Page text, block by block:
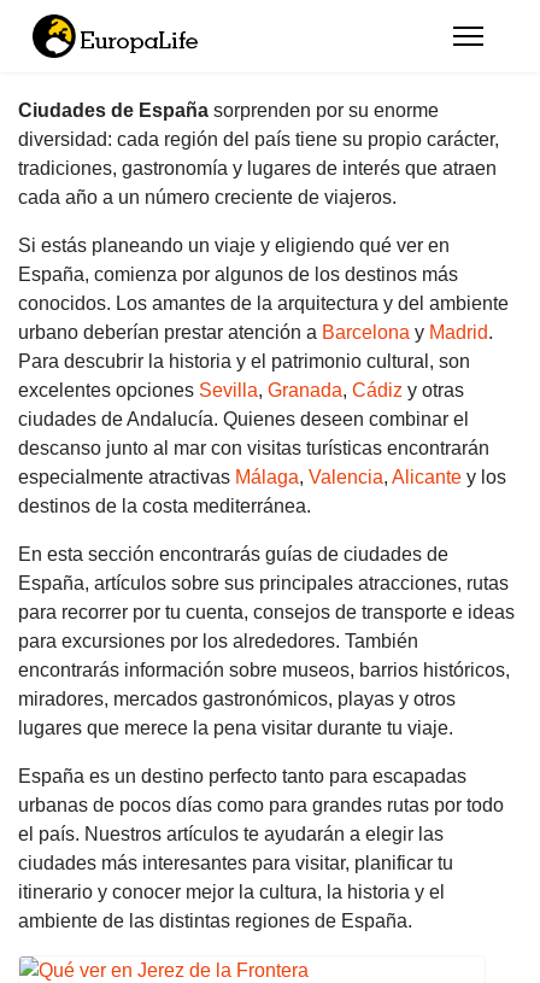
Ciudades de España sorprenden por su enorme
diversidad: cada región del país tiene su propio carácter,
tradiciones, gastronomía y lugares de interés que atraen
cada año a un número creciente de viajeros.
Si estás planeando un viaje y eligiendo qué ver en
España, comienza por algunos de los destinos más
conocidos. Los amantes de la arquitectura y del ambiente
urbano deberían prestar atención a Barcelona y Madrid.
Para descubrir la historia y el patrimonio cultural, son
excelentes opciones Sevilla, Granada, Cádiz y otras
ciudades de Andalucía. Quienes deseen combinar el
descanso junto al mar con visitas turísticas encontrarán
especialmente atractivas Málaga, Valencia, Alicante y los
destinos de la costa mediterránea.
En esta sección encontrarás guías de ciudades de
España, artículos sobre sus principales atracciones, rutas
para recorrer por tu cuenta, consejos de transporte e ideas
para excursiones por los alrededores. También
encontrarás información sobre museos, barrios históricos,
miradores, mercados gastronómicos, playas y otros
lugares que merece la pena visitar durante tu viaje.
España es un destino perfecto tanto para escapadas
urbanas de pocos días como para grandes rutas por todo
el país. Nuestros artículos te ayudarán a elegir las
ciudades más interesantes para visitar, planificar tu
itinerario y conocer mejor la cultura, la historia y el
ambiente de las distintas regiones de España.